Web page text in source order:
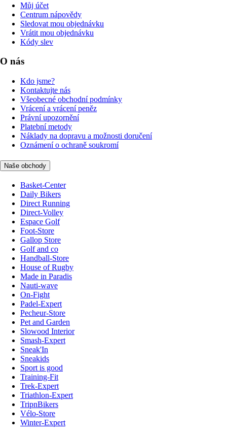
Můj účet
Centrum nápovědy
Sledovat mou objednávku
Vrátit mou objednávku
Kódy slev
O nás
Kdo jsme?
Kontaktujte nás
Všeobecné obchodní podmínky
Vrácení a vrácení peněz
Právní upozornění
Platební metody
Náklady na dopravu a možnosti doručení
Oznámení o ochraně soukromí
Naše obchody
Basket-Center
Daily Bikers
Direct Running
Direct-Volley
Espace Golf
Foot-Store
Gallop Store
Golf and co
Handball-Store
House of Rugby
Made in Paradis
Nauti-wave
On-Fight
Padel-Expert
Pecheur-Store
Pet and Garden
Slowood Interior
Smash-Expert
Sneak'In
Sneakids
Sport is good
Training-Fit
Trek-Expert
Triathlon-Expert
TripnBikers
Vélo-Store
Winter-Expert